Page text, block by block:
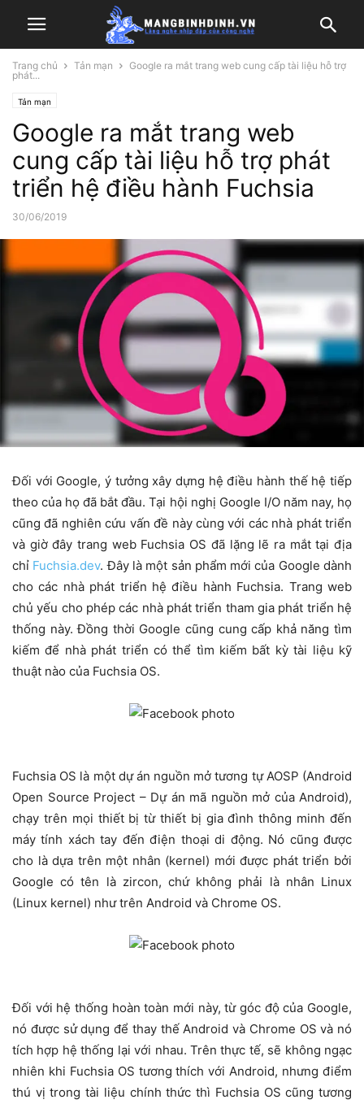
Trang chủ Tản mạn
Google ra mắt trang web cung cấp tài liệu hỗ trợ
phát...
Tản mạn
Google ra mắt trang web
cung cấp tài liệu hỗ trợ phát
triển hệ điều hành Fuchsia
30/06/2019
Đối với Google, ý tưởng xây dựng hệ điều hành thế hệ tiếp
theo của họ đã bắt đầu. Tại hội nghị Google I/O năm nay, họ
cũng đã nghiên cứu vấn đề này cùng với các nhà phát triển
và giờ đây trang web Fuchsia OS đã lặng lẽ ra mắt tại địa
chỉ Fuchsia.dev. Đây là một sản phẩm mới của Google dành
cho các nhà phát triển hệ điều hành Fuchsia. Trang web
chủ yếu cho phép các nhà phát triển tham gia phát triển hệ
thống này. Đồng thời Google cũng cung cấp khả năng tìm
kiếm để nhà phát triển có thể tìm kiếm bất kỳ tài liệu kỹ
thuật nào của Fuchsia OS.
Fuchsia OS là một dự án nguồn mở tương tự AOSP (Android
Open Source Project – Dự án mã nguồn mở của Android),
chạy trên mọi thiết bị từ thiết bị gia đình thông minh đến
máy tính xách tay đến điện thoại di động. Nó cũng được
cho là dựa trên một nhân (kernel) mới được phát triển bởi
Google có tên là zircon, chứ không phải là nhân Linux
(Linux kernel) như trên Android và Chrome OS.
Đối với hệ thống hoàn toàn mới này, từ góc độ của Google,
nó được sử dụng để thay thế Android và Chrome OS và nó
tích hợp hệ thống lại với nhau. Trên thực tế, sẽ không ngạc
nhiên khi Fuchsia OS tương thích với Android, nhưng điểm
thú vị trong tài liệu chính thức thì Fuchsia OS cũng tương